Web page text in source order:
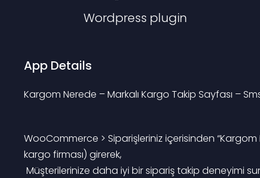
Wordpress plugin
App Details
Kargom Nerede – Markalı Kargo Takip Sayfası –
WooCommerce > Siparişleriniz içerisinden
kargo firması) girerek,
Müşterilerinize daha iyi bir sipariş takip deneyimi